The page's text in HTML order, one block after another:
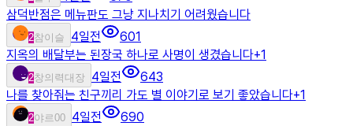
삼덕반점은 메뉴판도 그냥 지나치기 어려웠습니다
2참이슬 4일전
601
지옥의 배달부는 된장국 하나로 사명이 생겼습니다+1
2창의력대장 4일전
643
나를 찾아줘는 친구끼리 가도 별 이야기로 보기 좋았습니다+1
2야르00 4일전
690